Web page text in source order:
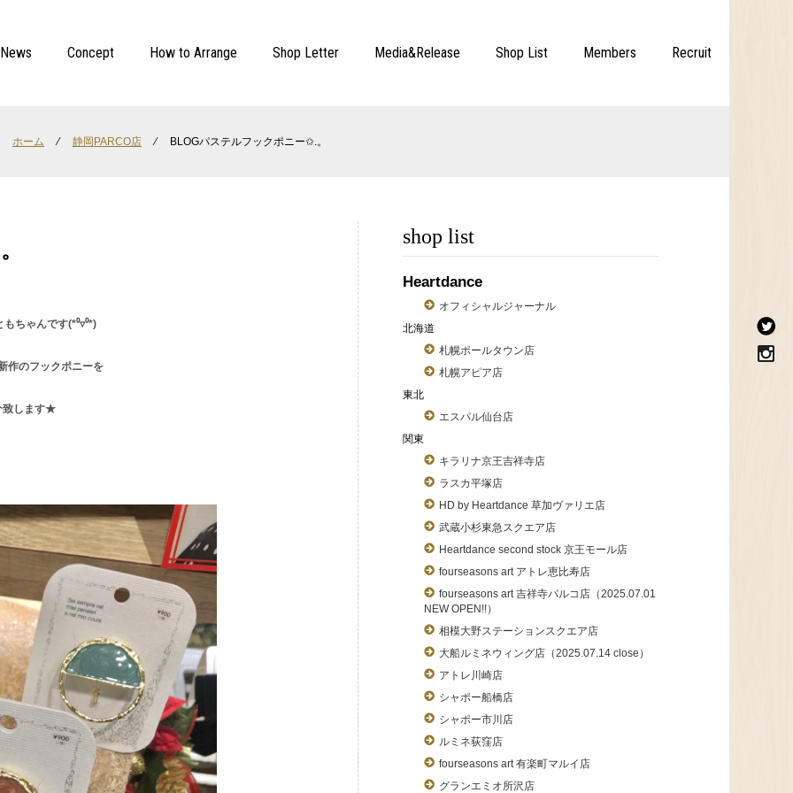
News Concept How to Arrange Shop Letter Media&Release Shop List Members Recruit
ホーム ⁄ 静岡PARCO店 ⁄ BLOGパステルフックポニー✩.。
ちゃんです(*⁰▿⁰*)
作のフックポニーを
致します★
shop list
Heartdance
オフィシャルジャーナル
北海道
札幌ポールタウン店
札幌アピア店
東北
エスパル仙台店
関東
キラリナ京王吉祥寺店
ラスカ平塚店
HD by Heartdance 草加ヴァリエ店
武蔵小杉東急スクエア店
Heartdance second stock 京王モール店
fourseasons art アトレ恵比寿店
fourseasons art 吉祥寺パルコ店（2025.07.01
NEW OPEN!!）
相模大野ステーションスクエア店
大船ルミネウィング店（2025.07.14 close）
アトレ川崎店
シャポー船橋店
シャポー市川店
ルミネ荻窪店
fourseasons art 有楽町マルイ店
グランエミオ所沢店